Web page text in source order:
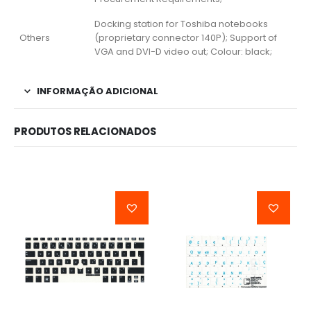
Others
Docking station for Toshiba notebooks
(proprietary connector 140P); Support of
VGA and DVI-D video out; Colour: black;
INFORMAÇÃO ADICIONAL
PRODUTOS RELACIONADOS